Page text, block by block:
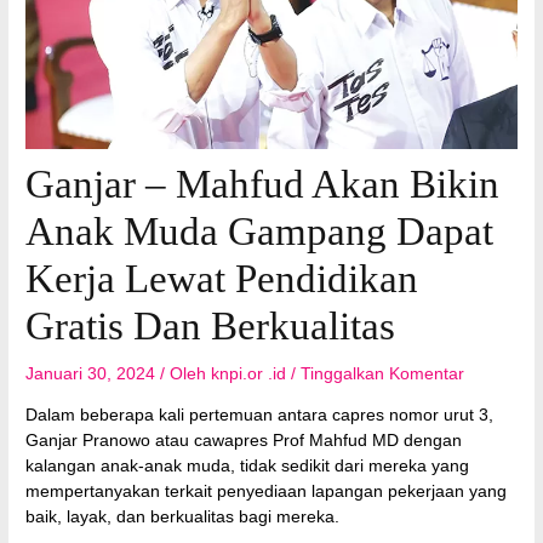
Ganjar – Mahfud Akan Bikin
Anak Muda Gampang Dapat
Kerja Lewat Pendidikan
Gratis Dan Berkualitas
Januari 30, 2024 / Oleh knpi.or .id /Tinggalkan Komentar
Dalam beberapa kali pertemuan antara capres nomor urut 3,
Ganjar Pranowo atau cawapres Prof Mahfud MD dengan
kalangan anak-anak muda, tidak sedikit dari mereka yang
mempertanyakan terkait penyediaan lapangan pekerjaan yang
baik, layak, dan berkualitas bagi mereka.